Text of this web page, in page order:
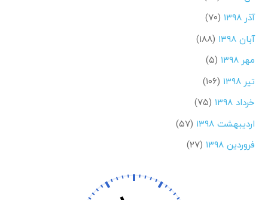
آذر ۱۳۹۸
(۷۰)
آبان ۱۳۹۸
(۱۸۸)
مهر ۱۳۹۸
(۵)
تیر ۱۳۹۸
(۱۰۶)
خرداد ۱۳۹۸
(۷۵)
اردیبهشت ۱۳۹۸
(۵۷)
فروردین ۱۳۹۸
(۲۷)